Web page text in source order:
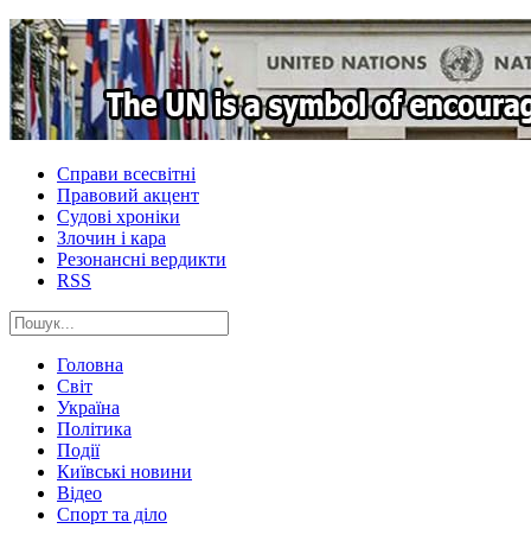
Справи всесвітні
Правовий акцент
Судові хроніки
Злочин і кара
Резонансні вердикти
RSS
Головна
Світ
Україна
Політика
Події
Київські новини
Відео
Спорт та діло